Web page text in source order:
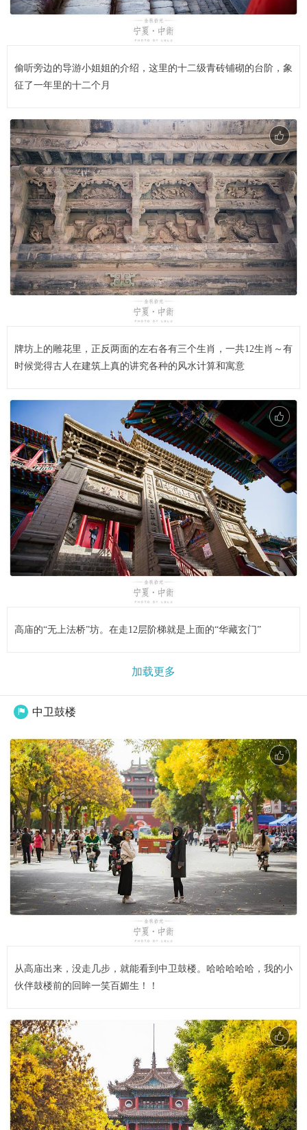
偷听旁边的导游小姐姐的介绍，这里的十二级青砖铺砌的台阶，象
征了一年里的十二个月
牌坊上的雕花里，正反两面的左右各有三个生肖，一共12生肖～有
时候觉得古人在建筑上真的讲究各种的风水计算和寓意
高庙的“无上法桥”坊。在走12层阶梯就是上面的“华藏玄门”
加载更多
 中卫鼓楼
从高庙出来，没走几步，就能看到中卫鼓楼。哈哈哈哈哈，我的小
伙伴鼓楼前的回眸一笑百媚生！！